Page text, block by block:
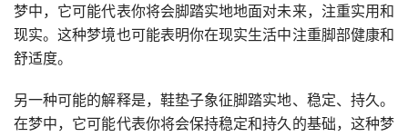
梦中，它可能代表你将会脚踏实地地面对未来，注重实用和
现实。这种梦境也可能表明你在现实生活中注重脚部健康和
舒适度。
另一种可能的解释是，鞋垫子象征脚踏实地、稳定、持久。
在梦中，它可能代表你将会保持稳定和持久的基础，这种梦